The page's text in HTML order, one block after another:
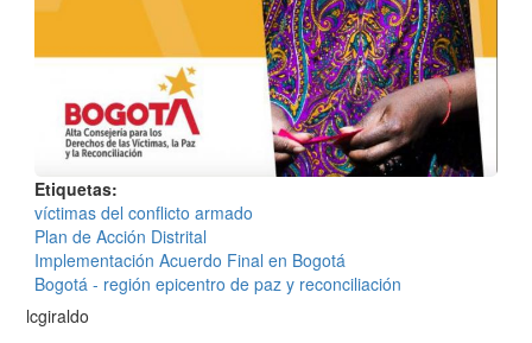
Etiquetas
víctimas del conflicto armado
Plan de Acción Distrital
Implementación Acuerdo Final en Bogotá
Bogotá - región epicentro de paz y reconciliación
lcgiraldo